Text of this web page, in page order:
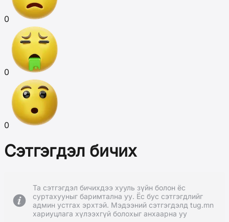
0
0
0
Сэтгэгдэл бичих
Та сэтгэгдэл бичихдээ хууль зүйн болон ёс
суртахууныг баримтална уу. Ёс бус сэтгэгдлийг
админ устгах эрхтэй. Мэдээний сэтгэгдэлд tug.mn
хариуцлага хүлээхгүй болохыг анхаарна уу